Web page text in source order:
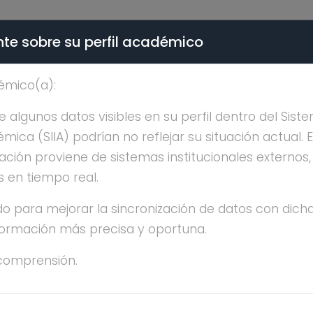
- PÚBLICO
FELIPE ROLDAN
sobre su perfil académico
algunos datos visibles en su perfil dentro del
(SIIA) podrían no reflejar su situación actual.
proviene de sistemas institucionales
en tiempo real.
para mejorar la sincronización de datos con
más precisa y oportuna.